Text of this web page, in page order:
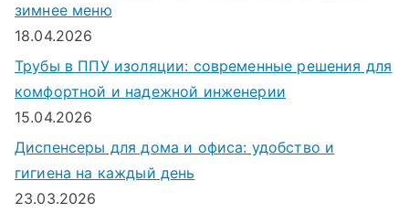
зимнее меню
18.04.2026
Трубы в ППУ изоляции: современные решения для
комфортной и надежной инженерии
15.04.2026
Диспенсеры для дома и офиса: удобство и
гигиена на каждый день
23.03.2026